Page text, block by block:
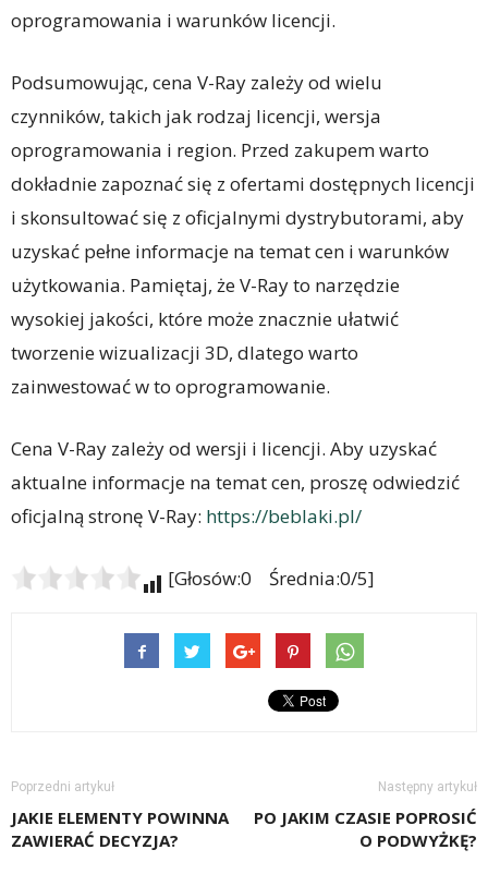
oprogramowania i warunków licencji.
Podsumowując, cena V-Ray zależy od wielu
czynników, takich jak rodzaj licencji, wersja
oprogramowania i region. Przed zakupem warto
dokładnie zapoznać się z ofertami dostępnych licencji
i skonsultować się z oficjalnymi dystrybutorami, aby
uzyskać pełne informacje na temat cen i warunków
użytkowania. Pamiętaj, że V-Ray to narzędzie
wysokiej jakości, które może znacznie ułatwić
tworzenie wizualizacji 3D, dlatego warto
zainwestować w to oprogramowanie.
Cena V-Ray zależy od wersji i licencji. Aby uzyskać
aktualne informacje na temat cen, proszę odwiedzić
oficjalną stronę V-Ray: https://beblaki.pl/
[Głosów:0 Średnia:0/5]
Poprzedni artykuł
JAKIE ELEMENTY POWINNA
ZAWIERAĆ DECYZJA?
Następny artykuł
PO JAKIM CZASIE POPROSIĆ
O PODWYŻKĘ?